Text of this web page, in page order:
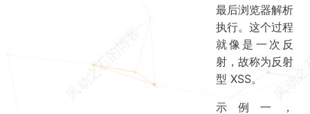
最后浏览器解析
执行。这个过程
就像是一次反
射，故称为反射
型 XSS。
示例一，